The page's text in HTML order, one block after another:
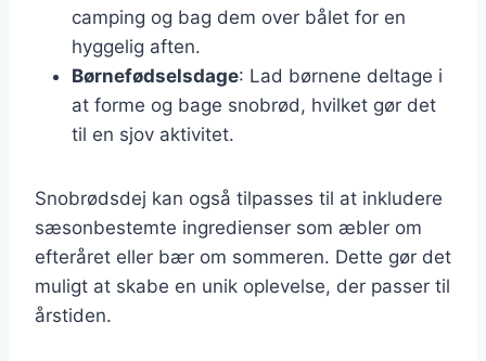
camping og bag dem over bålet for en
hyggelig aften.
Børnefødselsdage: Lad børnene deltage i
at forme og bage snobrød, hvilket gør det
til en sjov aktivitet.
Snobrødsdej kan også tilpasses til at inkludere
sæsonbestemte ingredienser som æbler om
efteråret eller bær om sommeren. Dette gør det
muligt at skabe en unik oplevelse, der passer til
årstiden.